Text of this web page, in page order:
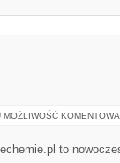
MOŻLIWOŚĆ
to